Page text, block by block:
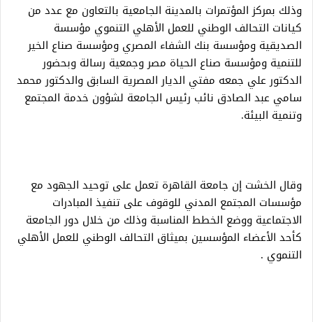
وذلك بمركز المؤتمرات بالمدينة الجامعية بالتعاون مع عدد من
كيانات التحالف الوطني للعمل الأهلي التنموي مؤسسة
الصديقية ومؤسسة بنك الشفاء المصري ومؤسسة صناع الخير
للتنمية ومؤسسة صناع الحياة مصر وجمعية رسالة وبحضور
الدكتور علي جمعه مفتي الديار المصرية السابق والدكتور محمد
سامي عبد الصادق نائب رئيس الجامعة لشؤون خدمة المجتمع
وتنمية البيئة.
وقال الخشت إن جامعة القاهرة تعمل على توحيد الجهود مع
مؤسسات المجتمع المدني للوقوف على تنفيذ المبادرات
الاجتماعية ووضع الخطط المناسبة وذلك من خلال دور الجامعة
كأحد الأعضاء المؤسسين بميثاق التحالف الوطني للعمل الأهلي
التنموي .